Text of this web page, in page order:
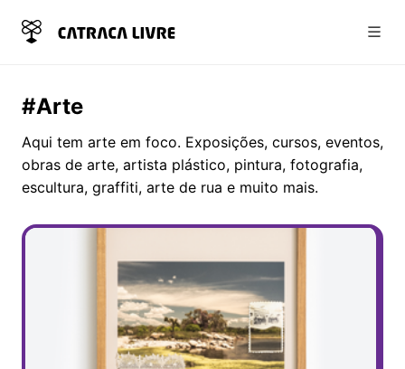
#Arte
Aqui tem arte em foco. Exposições, cursos, eventos,
obras de arte, artista plástico, pintura, fotografia,
escultura, graffiti, arte de rua e muito mais.